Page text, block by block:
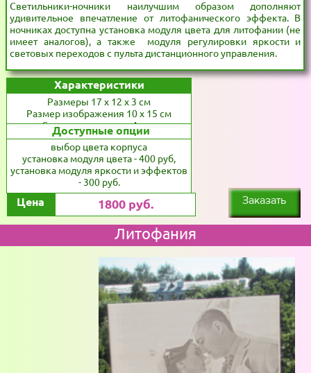
Светильники-ночники наилучшим образом дополняют
удивительное впечатление от литофанического эффекта. В
ночниках доступна установка модуля цвета для литофании (не
имеет аналогов), а также модуля регулировки яркости и
световых переходов с пульта дистанционного управления.
Размеры 17 x 12 x 3 см
Размер изображения 10 x 15 см
Срок изготовления 4 дня
Характеристики
Доступные опции
выбор цвета корпуса
установка модуля цвета - 400 руб,
установка модуля яркости и эффектов
- 300 руб.
1800 руб.
Цена Заказать
Литофания